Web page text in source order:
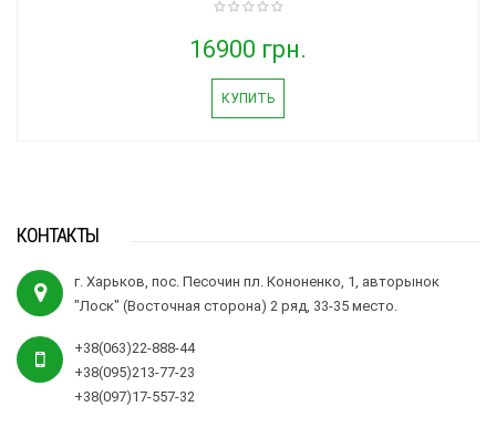
16900 грн.
КУПИТЬ
КОНТАКТЫ
г. Харьков, пос. Песочин пл. Кононенко, 1, авторынок
"Лоск" (Восточная сторона) 2 ряд, 33-35 место.
+38(063)22-888-44
+38(095)213-77-23
+38(097)17-557-32